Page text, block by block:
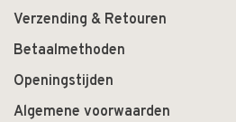
Verzending & Retouren
Betaalmethoden
Openingstijden
Algemene voorwaarden